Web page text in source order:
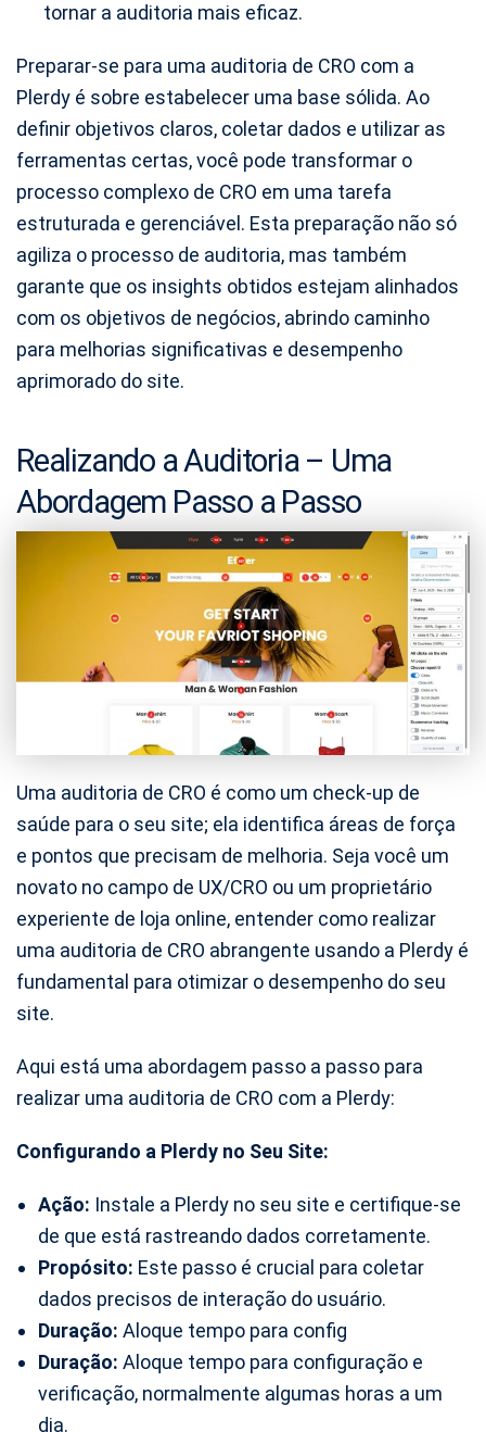
tornar a auditoria mais eficaz.
Preparar-se para uma auditoria de CRO com a
Plerdy é sobre estabelecer uma base sólida. Ao
definir objetivos claros, coletar dados e utilizar as
ferramentas certas, você pode transformar o
processo complexo de CRO em uma tarefa
estruturada e gerenciável. Esta preparação não só
agiliza o processo de auditoria, mas também
garante que os insights obtidos estejam alinhados
com os objetivos de negócios, abrindo caminho
para melhorias significativas e desempenho
aprimorado do site.
Realizando a Auditoria – Uma
Abordagem Passo a Passo
Uma auditoria de CRO é como um check-up de
saúde para o seu site; ela identifica áreas de força
e pontos que precisam de melhoria. Seja você um
novato no campo de UX/CRO ou um proprietário
experiente de loja online, entender como realizar
uma auditoria de CRO abrangente usando a Plerdy é
fundamental para otimizar o desempenho do seu
site.
Aqui está uma abordagem passo a passo para
realizar uma auditoria de CRO com a Plerdy:
Configurando a Plerdy no Seu Site:
Ação: Instale a Plerdy no seu site e certifique-se
de que está rastreando dados corretamente.
Propósito: Este passo é crucial para coletar
dados precisos de interação do usuário.
Duração: Aloque tempo para config
Duração: Aloque tempo para configuração e
verificação, normalmente algumas horas a um
dia.